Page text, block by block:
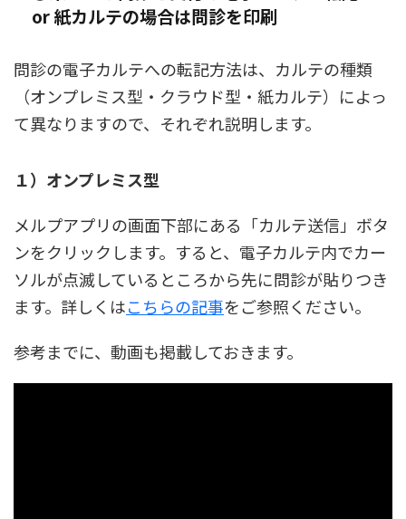
or 紙カルテの場合は問診を印刷
問診の電子カルテへの転記方法は、カルテの種類
（オンプレミス型・クラウド型・紙カルテ）によっ
て異なりますので、それぞれ説明します。
１）オンプレミス型
メルプアプリの画面下部にある「カルテ送信」ボタ
ンをクリックします。すると、電子カルテ内でカー
ソルが点滅しているところから先に問診が貼りつき
ます。詳しくはこちらの記事をご参照ください。
参考までに、動画も掲載しておきます。